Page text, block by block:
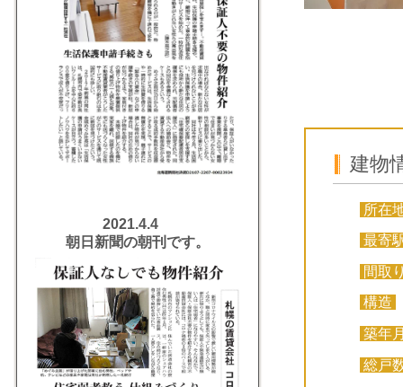
建物
所在
最寄
間取
構造
築年
総戸
2021.4.4
朝日新聞の朝刊です。